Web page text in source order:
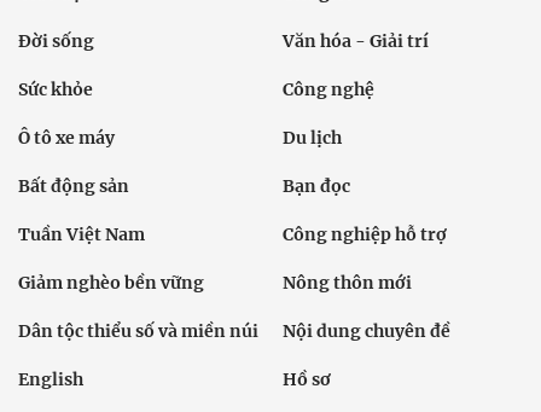
Đời sống Văn hóa - Giải trí
Sức khỏe Công nghệ
Ô tô xe máy Du lịch
Bất động sản Bạn đọc
Tuần Việt Nam Công nghiệp hỗ trợ
Giảm nghèo bền vững Nông thôn mới
Dân tộc thiểu số và miền núi Nội dung chuyên đề
English Hồ sơ